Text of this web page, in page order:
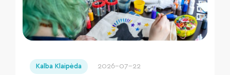
Kalba Klaipėda 2026-07-22